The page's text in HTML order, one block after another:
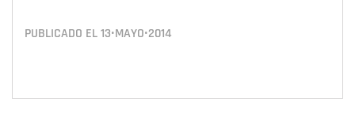
PUBLICADO EL13•MAYO•2014